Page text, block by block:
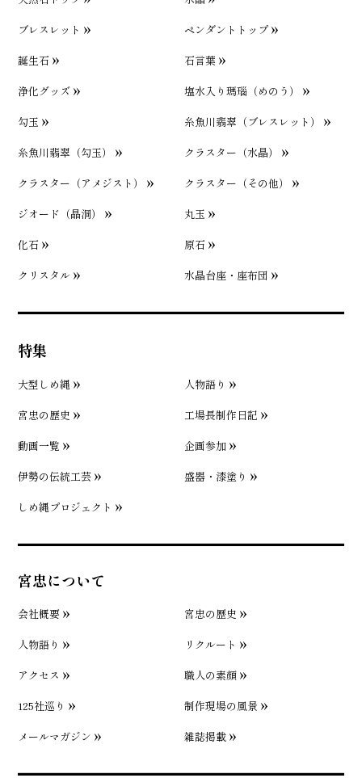
ブレスレット
ペンダントトップ
誕生石
石言葉
浄化グッズ
塩水入り瑪瑙（めのう）
勾玉
糸魚川翡翠（ブレスレット）
糸魚川翡翠（勾玉）
クラスター（水晶）
クラスター（アメジスト）
クラスター（その他）
ジオード（晶洞）
丸玉
化石
原石
クリスタル
水晶台座・座布団
特集
大型しめ縄
人物語り
宮忠の歴史
工場長制作日記
動画一覧
企画参加
伊勢の伝統工芸
盛器・漆塗り
しめ縄プロジェクト
宮忠について
会社概要
宮忠の歴史
人物語り
リクルート
アクセス
職人の素顔
125社巡り
制作現場の風景
メールマガジン
雑誌掲載